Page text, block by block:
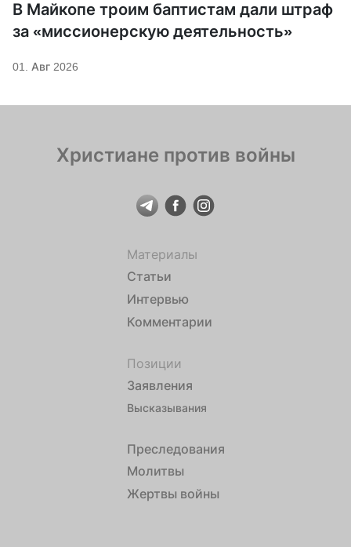
В Майкопе троим баптистам дали штраф
за «миссионерскую деятельность»
01. Авг 2026
Христиане против войны
Материалы
Статьи
Интервью
Комментарии
Позиции
Заявления
Высказывания
Преследования
Молитвы
Жертвы войны